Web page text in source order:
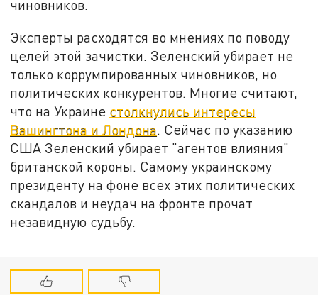
чиновников.
Эксперты расходятся во мнениях по поводу
целей этой зачистки. Зеленский убирает не
только коррумпированных чиновников, но
политических конкурентов. Многие считают,
что на Украине столкнулись интересы
Вашингтона и Лондона . Сейчас по указанию
США Зеленский убирает "агентов влияния"
британской короны. Самому украинскому
президенту на фоне всех этих политических
скандалов и неудач на фронте прочат
незавидную судьбу.